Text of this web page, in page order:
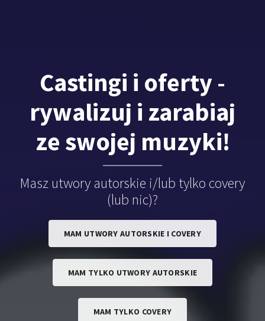
Castingi i oferty -
rywalizuj i zarabiaj
ze swojej muzyki!
Masz utwory autorskie i/lub tylko covery
(lub nic)?
MAM UTWORY AUTORSKIE I COVERY
MAM TYLKO UTWORY AUTORSKIE
MAM TYLKO COVERY